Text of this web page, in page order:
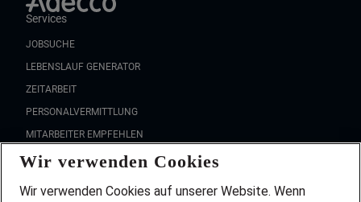
Services
JOBSUCHE
LEBENSLAUF GENERATOR
ZEITARBEIT
PERSONALVERMITTLUNG
MITARBEITER EMPFEHLEN
FAQ
Wir stellen ein!
DEINE BERUFSGRUPPE
Wir verwenden Cookies
Wir verwenden Cookies auf unserer Website. Wenn